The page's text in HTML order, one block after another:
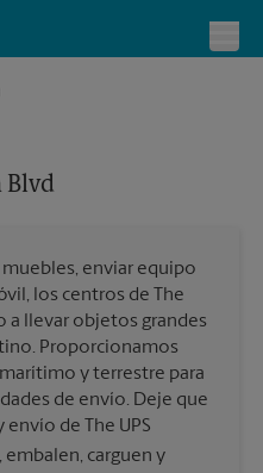
Blvd
muebles, enviar equipo
los centros de The
a llevar objetos grandes
Proporcionamos
y terrestre para
de envío. Deje que
de The UPS
carguen y